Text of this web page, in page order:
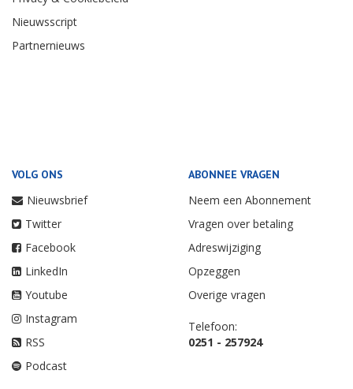
Nieuwsscript
Partnernieuws
VOLG ONS
Nieuwsbrief
Twitter
Facebook
LinkedIn
Youtube
Instagram
RSS
Podcast
ABONNEE VRAGEN
Neem een Abonnement
Vragen over betaling
Adreswijziging
Opzeggen
Overige vragen
Telefoon:
0251 - 257924